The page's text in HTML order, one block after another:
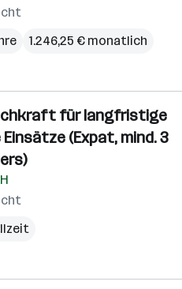
1.246,25 € monatlich
für langfristige
(Expat, mind. 3